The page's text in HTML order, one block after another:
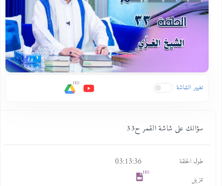
تغيير الشاشة HD
سؤالك على شاشة القمر ح33
طول الحلقة 03:13:36
تنزيل
HD